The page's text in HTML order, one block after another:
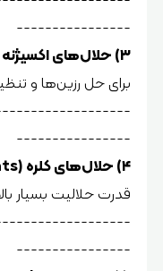
----------------
برای حل رزین‌ها و
----------------
قدرت حلالیت بسیار
----------------